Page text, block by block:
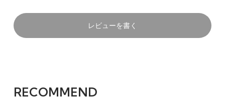
レビューを書く
RECOMMEND